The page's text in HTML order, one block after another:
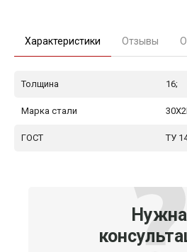
Характеристики Отзывы
Толщина 16;
Марка стали
ГОСТ ТУ
Нужна